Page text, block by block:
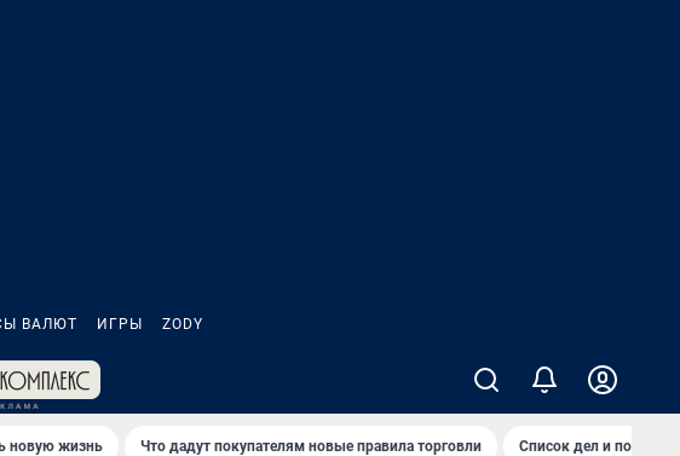
ВАЛЮТ ИГРЫ ZODY
новую жизнь Что дадут покупателям новые правила торговли Список дел и покупок